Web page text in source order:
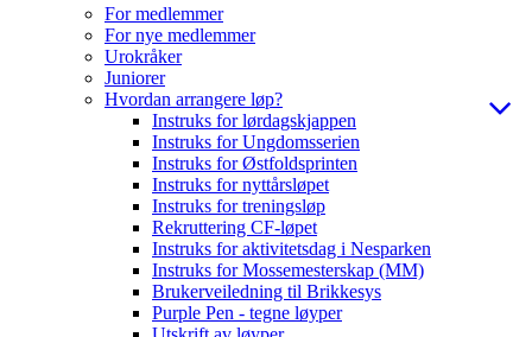
For medlemmer
For nye medlemmer
Urokråker
Juniorer
Hvordan arrangere løp?
Instruks for lørdagskjappen
Instruks for Ungdomsserien
Instruks for Østfoldsprinten
Instruks for nyttårsløpet
Instruks for treningsløp
Rekruttering CF-løpet
Instruks for aktivitetsdag i Nesparken
Instruks for Mossemesterskap (MM)
Brukerveiledning til Brikkesys
Purple Pen - tegne løyper